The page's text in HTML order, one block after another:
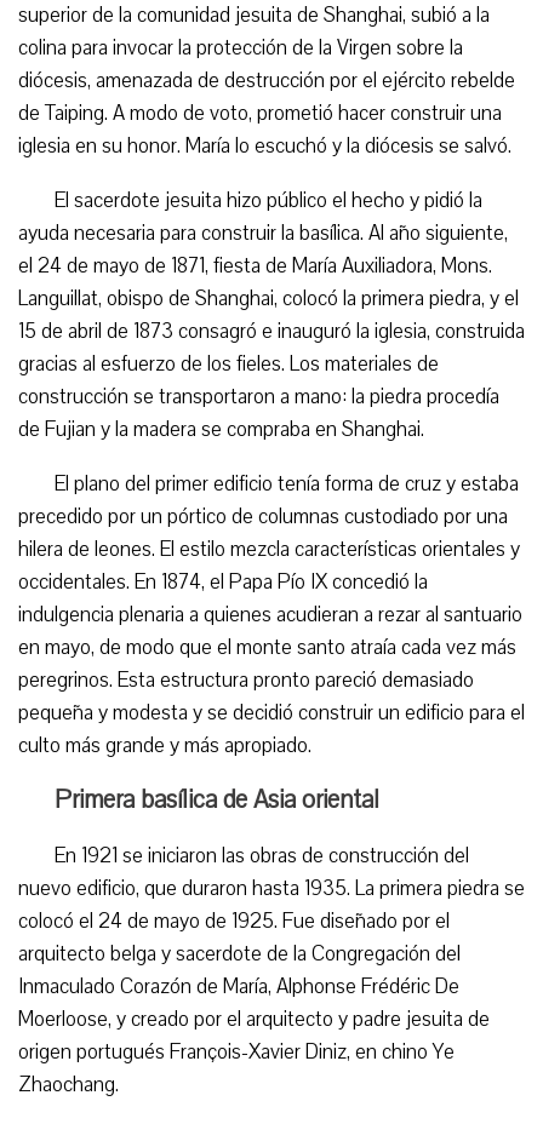
superior de la comunidad jesuita de Shanghai, subió a la
colina para invocar la protección de la Virgen sobre la
diócesis, amenazada de destrucción por el ejército rebelde
de Taiping. A modo de voto, prometió hacer construir una
iglesia en su honor. María lo escuchó y la diócesis se salvó.
El sacerdote jesuita hizo público el hecho y pidió la
ayuda necesaria para construir la basílica. Al año siguiente,
el 24 de mayo de 1871, fiesta de María Auxiliadora, Mons.
Languillat, obispo de Shanghai, colocó la primera piedra, y el
15 de abril de 1873 consagró e inauguró la iglesia, construida
gracias al esfuerzo de los fieles. Los materiales de
construcción se transportaron a mano: la piedra procedía
de Fujian y la madera se compraba en Shanghai.
El plano del primer edificio tenía forma de cruz y estaba
precedido por un pórtico de columnas custodiado por una
hilera de leones. El estilo mezcla características orientales y
occidentales. En 1874, el Papa Pío IX concedió la
indulgencia plenaria a quienes acudieran a rezar al santuario
en mayo, de modo que el monte santo atraía cada vez más
peregrinos. Esta estructura pronto pareció demasiado
pequeña y modesta y se decidió construir un edificio para el
culto más grande y más apropiado.
Primera basílica de Asia oriental
En 1921 se iniciaron las obras de construcción del
nuevo edificio, que duraron hasta 1935. La primera piedra se
colocó el 24 de mayo de 1925. Fue diseñado por el
arquitecto belga y sacerdote de la Congregación del
Inmaculado Corazón de María, Alphonse Frédéric De
Moerloose, y creado por el arquitecto y padre jesuita de
origen portugués François-Xavier Diniz, en chino Ye
Zhaochang.